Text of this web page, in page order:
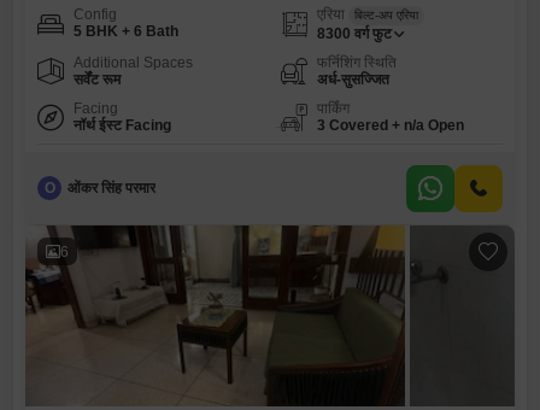
Config
5 BHK + 6 Bath
एरिया बिल्ट-अप एरिया
8300 वर्ग फुट
Additional Spaces
सर्वेंट रूम
फर्निशिंग स्थिति
अर्ध-सुसज्जित
Facing
नॉर्थ ईस्ट Facing
पार्किंग
3 Covered + n/a Open
O ओंकर सिंह परमार
6